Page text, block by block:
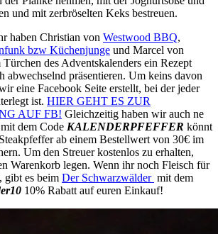
und mit zerbröselten Keks bestreuen.
haben Christian von Westwood BBQ,
bzw Küchenjunge und Marcel von
Türchen des Adventskalenders ein Rezept
abwechselnd präsentieren. Um keins davon
eine Facebook Seite erstellt, bei der jeder
ist. HIER GEHT ES ZUR
AUF FB! Gleichzeitig haben wir auch ne
dem Code KALENDERPFEFFER könnt
ab einem Bestellwert von 30€ im
Um den Streuer kostenlos zu erhalten,
Warenkorb legen. Wenn ihr noch Fleisch für
gibt es beim Der Schwarzwälder mit dem
10% Rabatt auf euren Einkauf!